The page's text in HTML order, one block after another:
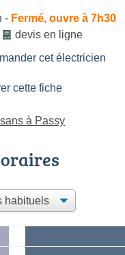
- Fermé, ouvre à 7h30
devis en ligne
cet électricien
cette fiche
à Passy